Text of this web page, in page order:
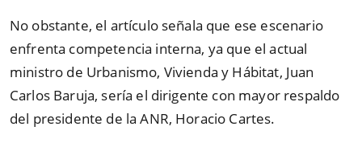
No obstante, el artículo señala que ese escenario
enfrenta competencia interna, ya que el actual
ministro de Urbanismo, Vivienda y Hábitat, Juan
Carlos Baruja, sería el dirigente con mayor respaldo
del presidente de la ANR, Horacio Cartes.